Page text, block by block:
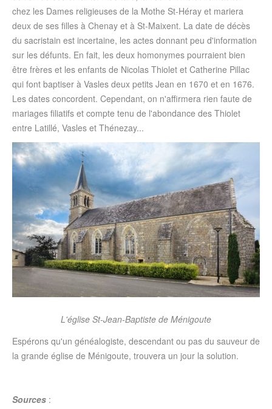
chez les Dames religieuses de la Mothe St-Héray et mariera
deux de ses filles à Chenay et à St-Maixent. La date de décès
du sacristain est incertaine, les actes donnant peu d'information
sur les défunts. En fait, les deux homonymes pourraient bien
être frères et les enfants de Nicolas Thiolet et Catherine Pillac
qui font baptiser à Vasles deux petits Jean en 1670 et en 1676.
Les dates concordent. Cependant, on n'affirmera rien faute de
mariages filiatifs et compte tenu de l'abondance des Thiolet
entre Latillé, Vasles et Thénezay...
L'église St-Jean-Baptiste de Ménigoute
Espérons qu'un généalogiste, descendant ou pas du sauveur de
la grande église de Ménigoute, trouvera un jour la solution.
Sources :